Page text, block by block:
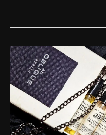
Atelier
Olbique
Saint